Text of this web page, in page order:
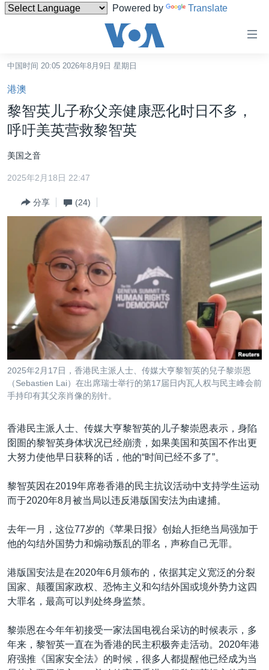
Powered by Translate
碍
链
接
跳
转
内
容
到
中国
最新国际新闻
中东
欧洲
非洲
美洲
全球议题
分类新闻
经济·金融·贸易
人权·法律·宗教
科教·文娱·体健
军事
劳工
环境
美中关系
热点专题
白宫要闻
国会报道
美中关系
美国建国250周年
埃博拉疫情
美国之音专访
重要讲话与声明
台海两岸关系
南中国海争端
关注新疆
VOA视频
VOA今日焦点
中文广播
关注我们
其他语言网站
中国时间 20:05 2026年8月9日 星期日
港澳
黎智英儿子称父亲健康恶化时日不多，
呼吁美英营救黎智英
美国之音
2025年2月18日 22:47
分享 (24)
2025年2月17日，香港民主派人士、传媒大亨黎智英的兒子黎崇恩
（Sebastien Lai）在出席瑞士举行的第17届日内瓦人权与民主峰会前
手持印有其父亲肖像的别针。
香港民主派人士、传媒大亨黎智英的儿子黎崇恩表示，身陷
囹圄的黎智英身体状况已经崩溃，如果美国和英国不作出更
大努力使他早日获释的话，他的“时间已经不多了”。
黎智英因在2019年席卷香港的民主抗议活动中支持学生运动
而于2020年8月被当局以违反港版国安法为由逮捕。
去年一月，这位77岁的《苹果日报》创始人拒绝当局强加于
他的勾结外国势力和煽动叛乱的罪名，声称自己无罪。
港版国安法是在2020年6月颁布的，依据其定义宽泛的分裂
国家、颠覆国家政权、恐怖主义和勾结外国或境外势力这四
大罪名，最高可以判处终身监禁。
黎崇恩在今年年初接受一家法国电视台采访的时候表示，多
年来，黎智英一直在为香港的民主积极奔走活动。2020年港
府强推《国家安全法》的时候，很多人都提醒他已经成为当